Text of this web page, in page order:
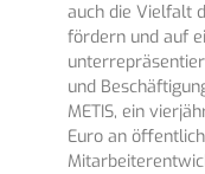
auch die Vielfalt
fördern und auf
und
METIS, ein
Euro an